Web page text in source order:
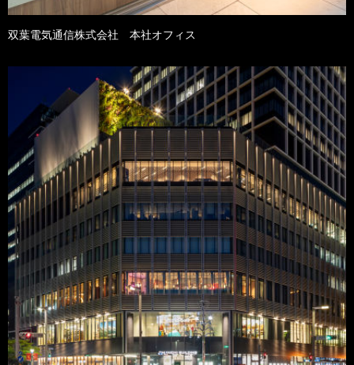
双葉電気通信株式会社 本社オフィス